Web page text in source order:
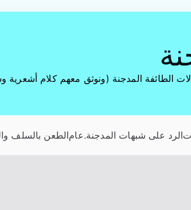
الطائفة المدجنة (ونوثق معهم كلام أشعرية
الرد على شبهات المدجنة.عامالطعن بالسلف